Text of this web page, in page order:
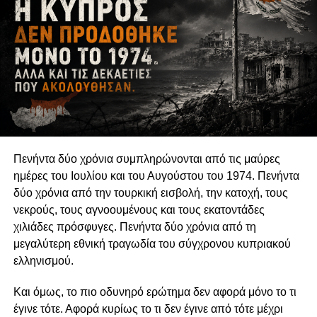
δημόσιου ελέγχου και συλλογικής διεκδίκησης οι οποίες
δεν εξαντλούνται στους θεσμούς της αντιπροσωπευτικής
δημοκρατίας. Η δυνατότητα των οργανώσεων να
αναδεικνύουν παραμελημένα προβλήματα, να
υπερασπίζονται δικαιώματα και να συμβάλλουν στη
διαμόρφωση δημόσιων πολιτικών συνδέεται άμεσα με τη
διατήρηση της οργανωτικής και πνευματικής τους
αυτονομίας.
Η αυτονομία αυτή δεν συνεπάγεται πολιτική
ουδετερότητα. Μια οργάνωση μπορεί θεμιτά να
υποστηρίζει περιβαλλοντικές πολιτικές, κοινωνικά
δικαιώματα, θεσμικές μεταρρυθμίσεις ή συγκεκριμένες
νομοθετικές παρεμβάσεις. Μπορεί επίσης να ασκεί κριτική
στην κυβέρνηση, να συνεργάζεται με αιρετούς
εκπροσώπους ή να συμμετέχει σε διαδικασίες δημόσιας
ανοικτή, συμπεριληπτική και αποτελεσματική συμμετοχή
Πενήντα δύο χρόνια συμπληρώνονται από τις μαύρες
ημέρες του Ιουλίου και του Αυγούστου του 1974. Πενήντα
δύο χρόνια από την τουρκική εισβολή, την κατοχή, τους
νεκρούς, τους αγνοουμένους και τους εκατοντάδες
χιλιάδες πρόσφυγες. Πενήντα δύο χρόνια από τη
μεγαλύτερη εθνική τραγωδία του σύγχρονου κυπριακού
ελληνισμού.
Και όμως, το πιο οδυνηρό ερώτημα δεν αφορά μόνο το τι
έγινε τότε. Αφορά κυρίως το τι δεν έγινε από τότε μέχρι